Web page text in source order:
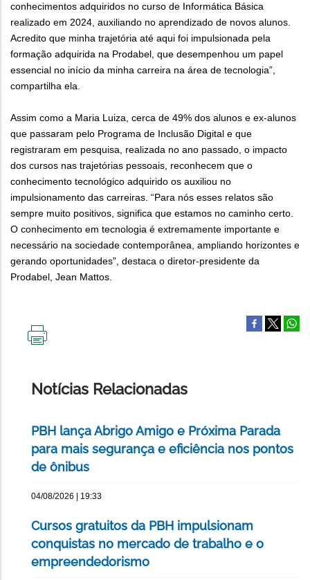
conhecimentos adquiridos no curso de Informática Básica
realizado em 2024, auxiliando no aprendizado de novos alunos.
Acredito que minha trajetória até aqui foi impulsionada pela
formação adquirida na Prodabel, que desempenhou um papel
essencial no início da minha carreira na área de tecnologia”,
compartilha ela.
Assim como a Maria Luiza, cerca de 49% dos alunos e ex-alunos
que passaram pelo Programa de Inclusão Digital e que
registraram em pesquisa, realizada no ano passado, o impacto
dos cursos nas trajetórias pessoais, reconhecem que o
conhecimento tecnológico adquirido os auxiliou no
impulsionamento das carreiras. “Para nós esses relatos são
sempre muito positivos, significa que estamos no caminho certo.
O conhecimento em tecnologia é extremamente importante e
necessário na sociedade contemporânea, ampliando horizontes e
gerando oportunidades”, destaca o diretor-presidente da
Prodabel, Jean Mattos.
Notícias Relacionadas
PBH lança Abrigo Amigo e Próxima Parada
para mais segurança e eficiência nos pontos
de ônibus
04/08/2026 | 19:33
Cursos gratuitos da PBH impulsionam
conquistas no mercado de trabalho e o
empreendedorismo